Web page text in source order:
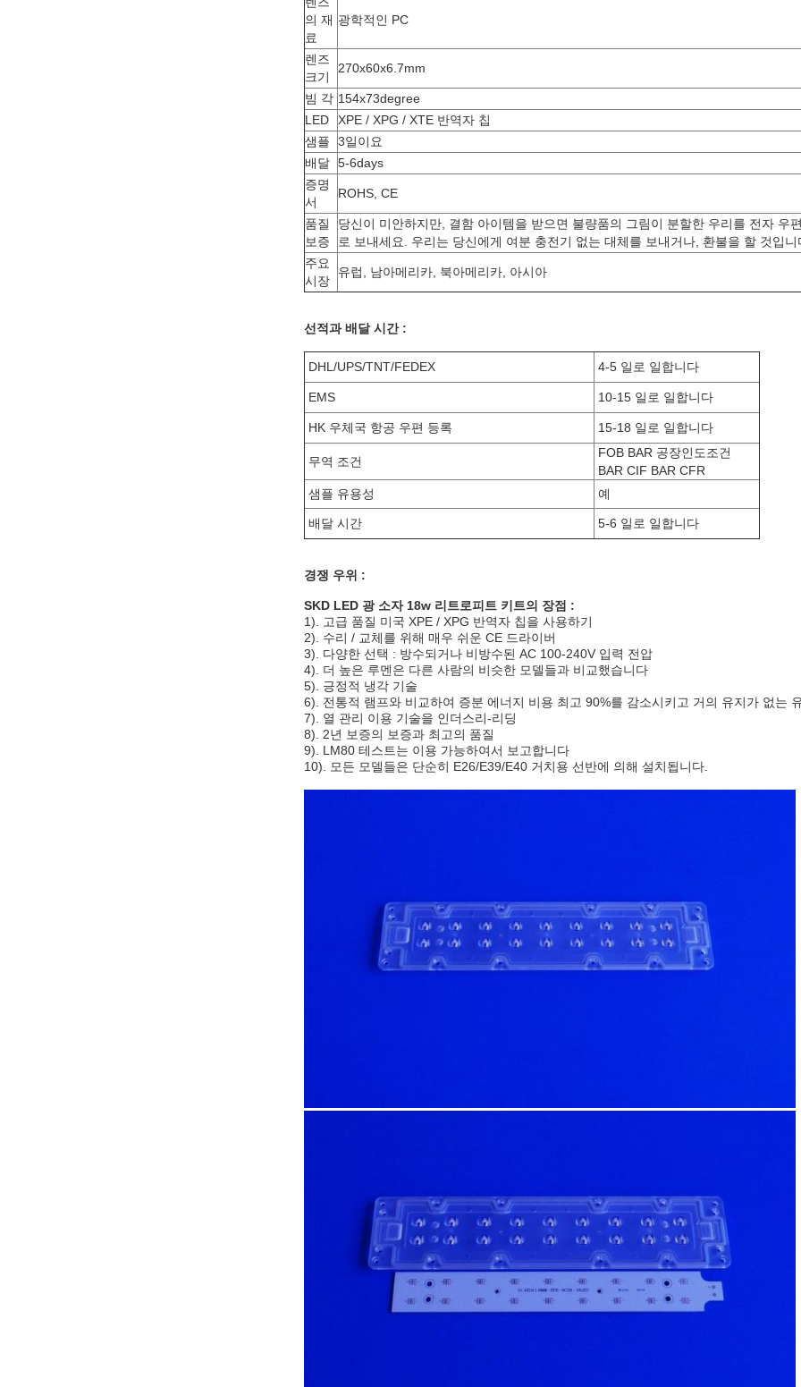
의 재
료
광학적인 PC
렌즈
크기
270x60x6.7mm
빔 각 154x73degree
LED
XPE / XPG / XTE 반역자 칩
샘플
3일이요
배달 5-6days
증명
서
ROHS, CE
품질
보증
당신이 미안하지만, 결함 아이템을 받으면 불량품의 그림이 분할한 우리를 전자 우
로 보내세요. 우리는 당신에게 여분 충전기 없는 대체를 보내거나, 환불을 할 것입니
주요
시장
유럽, 남아메리카, 북아메리카, 아시아
선적과 배달 시간 :
DHL/UPS/TNT/FEDEX 4-5 일로 일합니다
EMS 10-15 일로 일합니다
HK 우체국 항공 우편 등록 15-18 일로 일합니다
무역 조건
FOB BAR 공장인도조건
BAR CIF BAR CFR
샘플 유용성
예
배달 시간 5-6 일로 일합니다
경쟁 우위 :
SKD LED 광 소자 18w 리트로피트 키트의 장점 :
1). 고급 품질 미국 XPE / XPG 반역자 칩을 사용하기
2). 수리 / 교체를 위해 매우 쉬운 CE 드라이버
3). 다양한 선택 : 방수되거나 비방수된 AC 100-240V 입력 전압
4). 더 높은 루멘은 다른 사람의 비슷한 모델들과 비교했습니다
5). 긍정적 냉각 기술
6). 전통적 램프와 비교하여 증분 에너지 비용 최고 90%를 감소시키고 거의 유지가 없는
7). 열 관리 이용 기술을 인더스리-리딩
8). 2년 보증의 보증과 최고의 품질
9). LM80 테스트는 이용 가능하여서 보고합니다
10). 모든 모델들은 단순히 E26/E39/E40 거치용 선반에 의해 설치됩니다.